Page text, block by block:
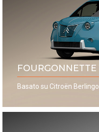
FOURGONNETTE
Basato su Citroën Berlingo